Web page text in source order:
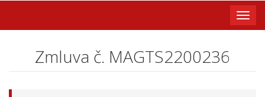
Toggle
Zmluva č. MAGTS2200236